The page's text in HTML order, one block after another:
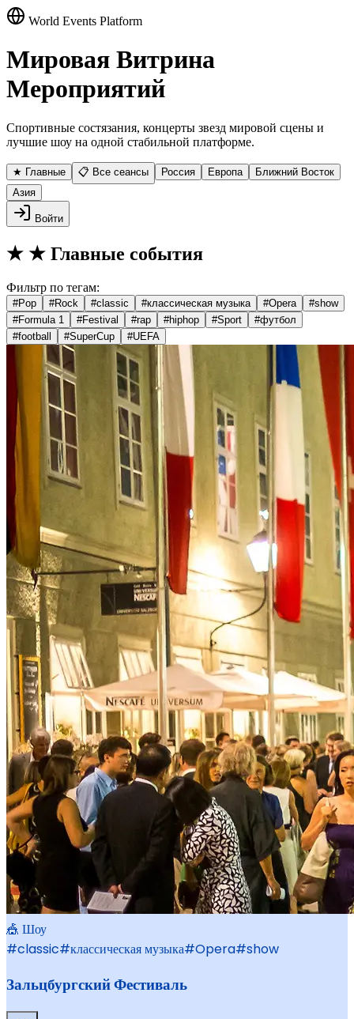
World Events Platform
Мировая Витрина
Мероприятий
Спортивные состязания, концерты звезд мировой сцены и
лучшие шоу на одной стабильной платформе.
★ Главные 📋 Все сеансы Россия Европа
Ближний Восток
Азия
Войти
★ ★ Главные события
Фильтр по тегам:
#Pop #Rock #classic #классическая музыка #Opera #show
#Formula 1 #Festival #rap #hiphop #Sport #футбол
#football #SuperCup #UEFA
🎪 Шоу
#classic#классическая музыка#Opera#show
Зальцбургский Фестиваль